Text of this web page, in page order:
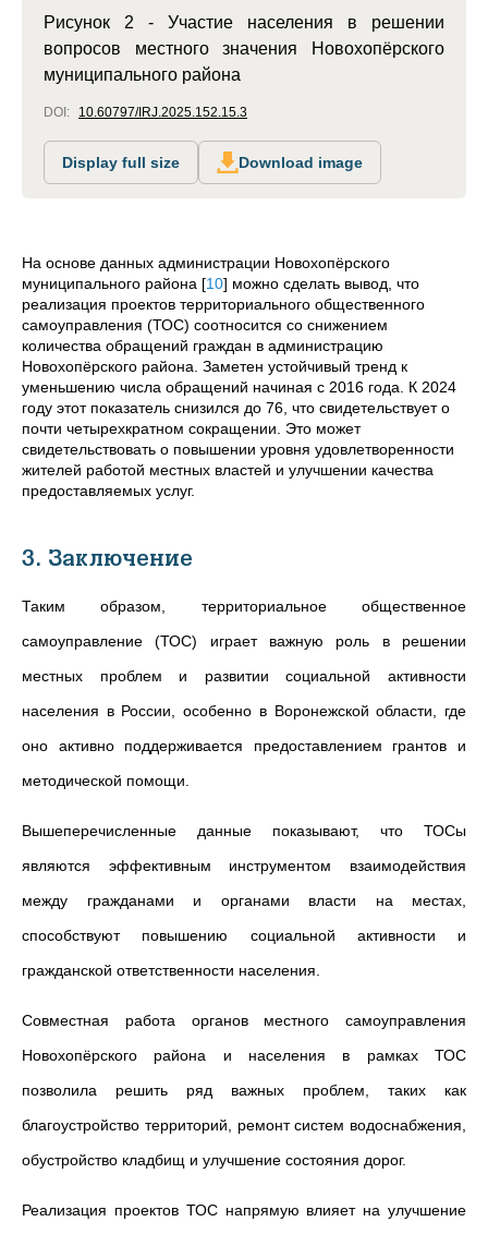
Рисунок 2 - Участие населения в решении
вопросов местного значения Новохопёрского
муниципального района
DOI: 10.60797/IRJ.2025.152.15.3
Display full size Download image
На основе данных администрации Новохопёрского
муниципального района [10] можно сделать вывод, что
реализация проектов территориального общественного
самоуправления (ТОС) соотносится со снижением
количества обращений граждан в администрацию
Новохопёрского района. Заметен устойчивый тренд к
уменьшению числа обращений начиная с 2016 года. К 2024
году этот показатель снизился до 76, что свидетельствует о
почти четырехкратном сокращении. Это может
свидетельствовать о повышении уровня удовлетворенности
жителей работой местных властей и улучшении качества
предоставляемых услуг.
3. Заключение
Таким образом, территориальное общественное
самоуправление (ТОС) играет важную роль в решении
местных проблем и развитии социальной активности
населения в России, особенно в Воронежской области, где
оно активно поддерживается предоставлением грантов и
методической помощи.
Вышеперечисленные данные показывают, что ТОСы
являются эффективным инструментом взаимодействия
между гражданами и органами власти на местах,
способствуют повышению социальной активности и
гражданской ответственности населения.
Совместная работа органов местного самоуправления
Новохопёрского района и населения в рамках ТОС
позволила решить ряд важных проблем, таких как
благоустройство территорий, ремонт систем водоснабжения,
обустройство кладбищ и улучшение состояния дорог.
Реализация проектов ТОС напрямую влияет на улучшение